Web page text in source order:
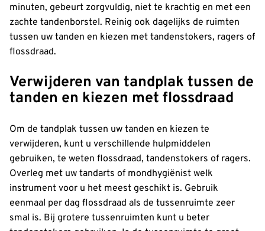
minuten, gebeurt zorgvuldig, niet te krachtig en met een
zachte tandenborstel. Reinig ook dagelijks de ruimten
tussen uw tanden en kiezen met tandenstokers, ragers of
flossdraad.
Verwijderen van tandplak tussen de
tanden en kiezen met flossdraad
Om de tandplak tussen uw tanden en kiezen te
verwijderen, kunt u verschillende hulpmiddelen
gebruiken, te weten flossdraad, tandenstokers of ragers.
Overleg met uw tandarts of mondhygiënist welk
instrument voor u het meest geschikt is. Gebruik
eenmaal per dag flossdraad als de tussenruimte zeer
smal is. Bij grotere tussenruimten kunt u beter